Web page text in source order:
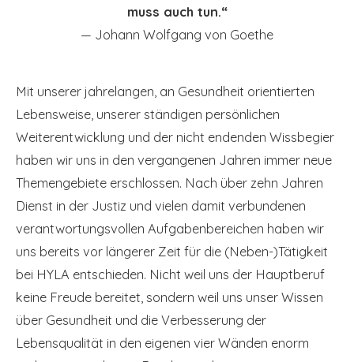
muss auch tun.“
— Johann Wolfgang von Goethe
Mit unserer jahrelangen, an Gesundheit orientierten
Lebensweise, unserer ständigen persönlichen
Weiterentwicklung und der nicht endenden Wissbegier
haben wir uns in den vergangenen Jahren immer neue
Themengebiete erschlossen. Nach über zehn Jahren
Dienst in der Justiz und vielen damit verbundenen
verantwortungsvollen Aufgabenbereichen haben wir
uns bereits vor längerer Zeit für die (Neben-)Tätigkeit
bei HYLA entschieden. Nicht weil uns der Hauptberuf
keine Freude bereitet, sondern weil uns unser Wissen
über Gesundheit und die Verbesserung der
Lebensqualität in den eigenen vier Wänden enorm